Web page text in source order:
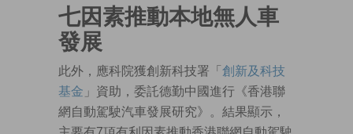
七因素推動本地無人車
發展
此外，應科院獲創新科技署「 創新及科技
基金 」資助，委託德勤中國進行《香港聯
網自動駕駛汽車發展研究》。結果顯示，